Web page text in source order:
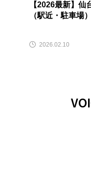
【2026最新】
（駅近・駐車場）
2026.02.10